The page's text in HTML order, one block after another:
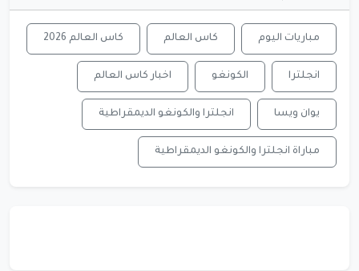
مباريات اليوم كاس العالم كاس العالم 2026
انجلترا الكونغو اخبار كاس العالم
يوان ويسا انجلترا والكونغو الديمقراطية
مباراة انجلترا والكونغو الديمقراطية